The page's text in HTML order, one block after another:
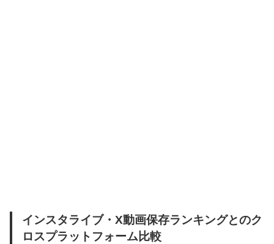
インスタライブ・X動画保存ランキングとのク
ロスプラットフォーム比較